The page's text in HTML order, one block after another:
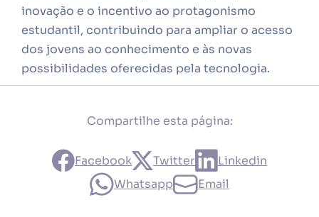
inovação e o incentivo ao protagonismo
estudantil, contribuindo para ampliar o acesso
dos jovens ao conhecimento e às novas
possibilidades oferecidas pela tecnologia.
Compartilhe esta página:
Facebook Twitter
Linkedin
Whatsapp
Email